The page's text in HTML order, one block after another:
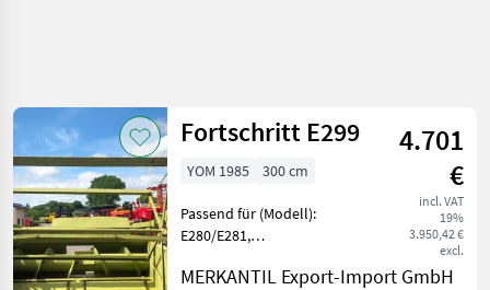
Category 4 Place Filter
CURRENT
PATH
Agriculture
technology
Reset
Show
3
results
Fortschritt E299
4.701
€
incl. VAT
19%
3.950,42 €
excl.
YOM 1985 300 cm
Passend für (Modell):
E280/E281,
________
MERKANTIL Export-Import GmbH